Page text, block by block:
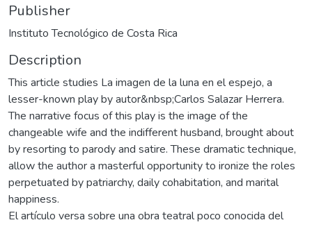
Publisher
Instituto Tecnológico de Costa Rica
Description
This article studies La imagen de la luna en el espejo, a
lesser-known play by autor&nbsp;Carlos Salazar Herrera.
The narrative focus of this play is the image of the
changeable wife and the indifferent husband, brought about
by resorting to parody and satire. These dramatic technique,
allow the author a masterful opportunity to ironize the roles
perpetuated by patriarchy, daily cohabitation, and marital
happiness.
El artículo versa sobre una obra teatral poco conocida del